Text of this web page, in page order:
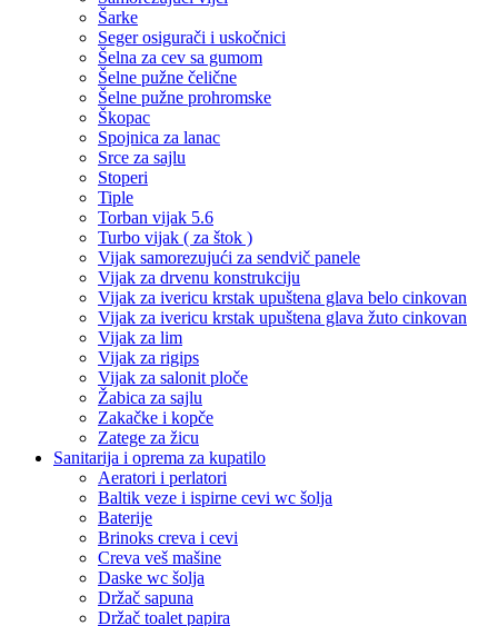
Šarke
Seger osigurači i uskočnici
Šelna za cev sa gumom
Šelne pužne čelične
Šelne pužne prohromske
Škopac
Spojnica za lanac
Srce za sajlu
Stoperi
Tiple
Torban vijak 5.6
Turbo vijak ( za štok )
Vijak samorezujući za sendvič panele
Vijak za drvenu konstrukciju
Vijak za ivericu krstak upuštena glava belo cinkovan
Vijak za ivericu krstak upuštena glava žuto cinkovan
Vijak za lim
Vijak za rigips
Vijak za salonit ploče
Žabica za sajlu
Zakačke i kopče
Zatege za žicu
Sanitarija i oprema za kupatilo
Aeratori i perlatori
Baltik veze i ispirne cevi wc šolja
Baterije
Brinoks creva i cevi
Creva veš mašine
Daske wc šolja
Držač sapuna
Držač toalet papira